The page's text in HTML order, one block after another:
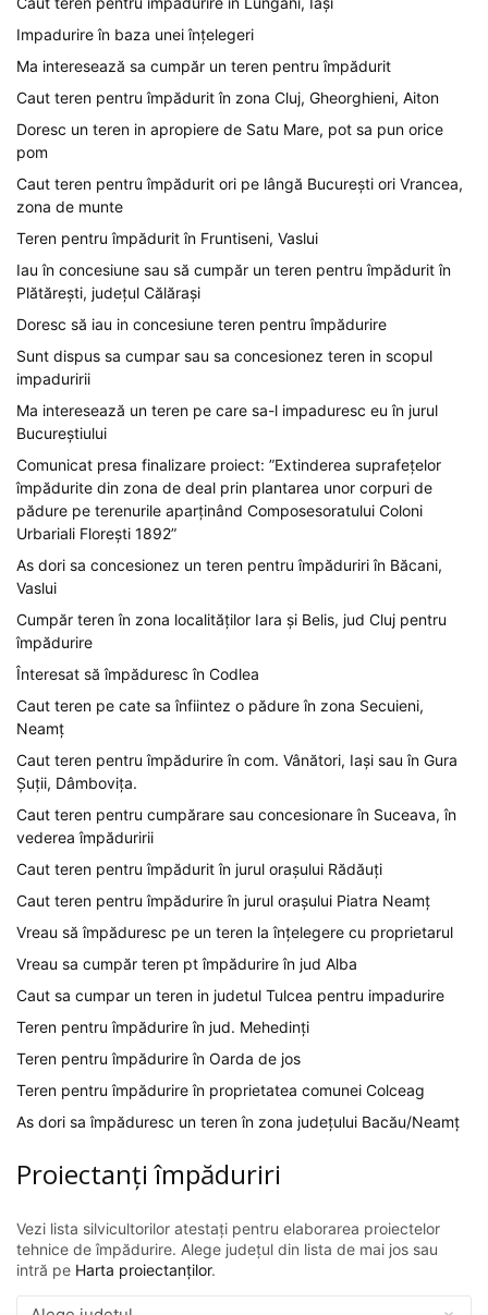
Impadurire în baza unei înțelegeri
Ma interesează sa cumpăr un teren pentru împădurit
Caut teren pentru împădurit în zona Cluj, Gheorghieni, Aiton
Doresc un teren in apropiere de Satu Mare, pot sa pun orice
pom
Caut teren pentru împădurit ori pe lângă București ori Vrancea,
zona de munte
Teren pentru împădurit în Fruntiseni, Vaslui
Iau în concesiune sau să cumpăr un teren pentru împădurit în
Plătărești, județul Călărași
Doresc să iau in concesiune teren pentru împădurire
Sunt dispus sa cumpar sau sa concesionez teren in scopul
impaduririi
Ma interesează un teren pe care sa-l impaduresc eu în jurul
Bucureștiului
Comunicat presa finalizare proiect: ”Extinderea suprafețelor
împădurite din zona de deal prin plantarea unor corpuri de
pădure pe terenurile aparținând Composesoratului Coloni
Urbariali Florești 1892”
As dori sa concesionez un teren pentru împăduriri în Băcani,
Vaslui
Cumpăr teren în zona localităților Iara și Belis, jud Cluj pentru
împădurire
Înteresat să împăduresc în Codlea
Caut teren pe cate sa înfiintez o pădure în zona Secuieni,
Neamț
Caut teren pentru împădurire în com. Vânători, Iași sau în Gura
Șuții, Dâmbovița.
Caut teren pentru cumpărare sau concesionare în Suceava, în
vederea împăduririi
Caut teren pentru împădurit în jurul orașului Rădăuți
Caut teren pentru împădurire în jurul orașului Piatra Neamț
Vreau să împăduresc pe un teren la înțelegere cu proprietarul
Vreau sa cumpăr teren pt împădurire în jud Alba
Caut sa cumpar un teren in judetul Tulcea pentru impadurire
Teren pentru împădurire în jud. Mehedinți
Teren pentru împădurire în Oarda de jos
Teren pentru împădurire în proprietatea comunei Colceag
As dori sa împăduresc un teren în zona județului Bacău/Neamț
Proiectanți împăduriri
Vezi lista silvicultorilor atestați pentru elaborarea proiectelor
tehnice de împădurire. Alege județul din lista de mai jos sau
intră pe Harta proiectanților.